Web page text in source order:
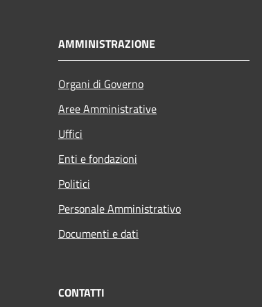
AMMINISTRAZIONE
Organi di Governo
Aree Amministrative
Uffici
Enti e fondazioni
Politici
Personale Amministrativo
Documenti e dati
CONTATTI